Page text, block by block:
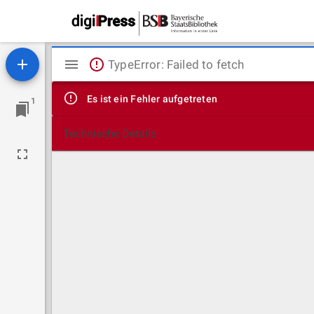
1
Mirador
Viewer
TypeError: Failed to fetch
Es ist ein Fehler aufgetreten
Technische Details